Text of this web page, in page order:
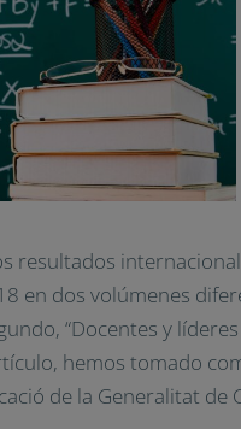
resultados
en dos volúmenes
“Docentes y
hemos tomado
de la Generalitat de